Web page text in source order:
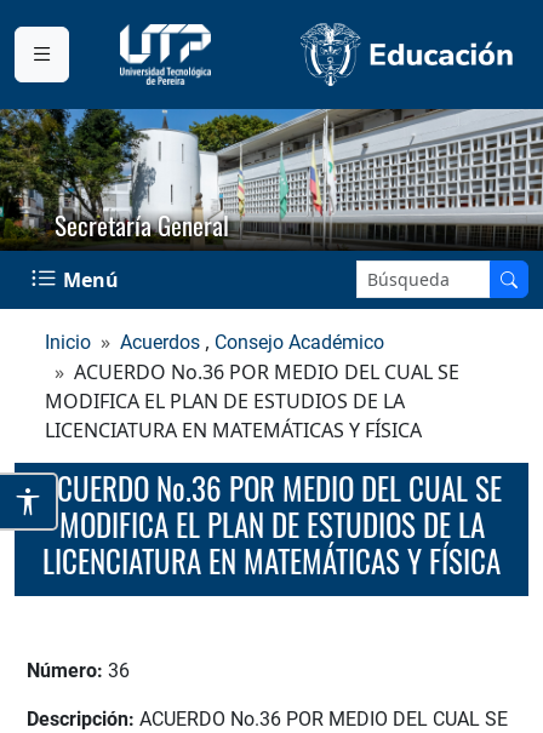
Secretaría General
Menú Buscar en el sitio:
Inicio Acuerdos , Consejo Académico
ACUERDO No.36 POR MEDIO DEL CUAL SE
MODIFICA EL PLAN DE ESTUDIOS DE LA
LICENCIATURA EN MATEMÁTICAS Y FÍSICA
ACUERDO No.36 POR MEDIO DEL CUAL SE
MODIFICA EL PLAN DE ESTUDIOS DE LA
LICENCIATURA EN MATEMÁTICAS Y FÍSICA
Número: 36
Descripción: ACUERDO No.36 POR MEDIO DEL CUAL SE